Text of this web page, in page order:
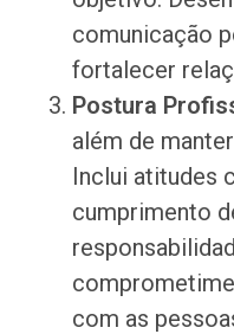
comunicação
fortalecer
Postura
além de
Inclui atitudes
cumprimento
com as